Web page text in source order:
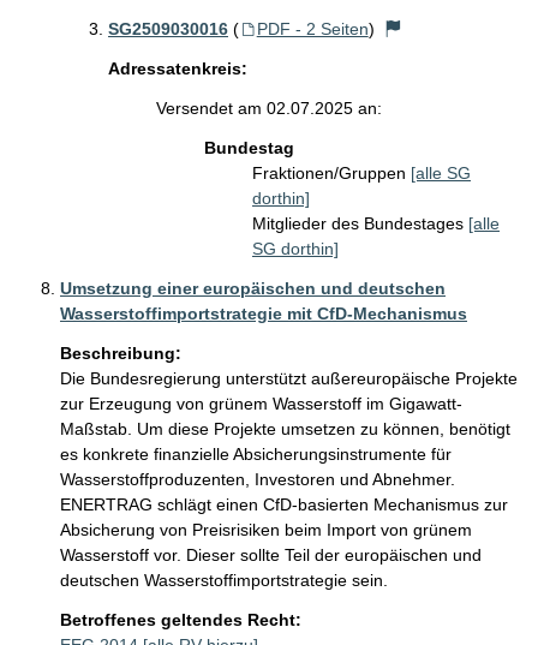
SG2509030016 ( PDF - 2 Seiten)
Adressatenkreis:
Versendet am 02.07.2025 an:
Bundestag
Fraktionen/Gruppen [alle SG
dorthin]
Mitglieder des Bundestages [alle
SG dorthin]
Umsetzung einer europäischen und deutschen
Wasserstoffimportstrategie mit CfD-Mechanismus
Beschreibung:
Die Bundesregierung unterstützt außereuropäische Projekte
zur Erzeugung von grünem Wasserstoff im Gigawatt-
Maßstab. Um diese Projekte umsetzen zu können, benötigt
es konkrete finanzielle Absicherungsinstrumente für
Wasserstoffproduzenten, Investoren und Abnehmer.
ENERTRAG schlägt einen CfD-basierten Mechanismus zur
Absicherung von Preisrisiken beim Import von grünem
Wasserstoff vor. Dieser sollte Teil der europäischen und
deutschen Wasserstoffimportstrategie sein.
Betroffenes geltendes Recht: